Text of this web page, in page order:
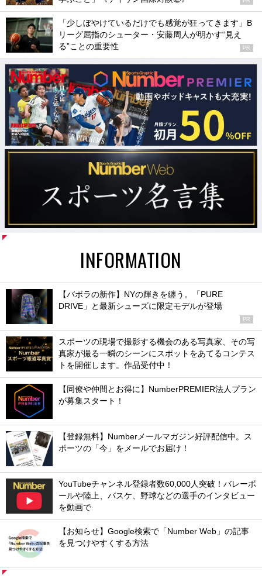
「少しぼやけているだけでも感覚が狂ってきます」B
リーグ屈指のシューター・安藤周人が明かす“見え
る”ことの重要性
PR
INFORMATION
【バボラの新作】NYの輝きを纏う。「PURE
DRIVE」と最新シューズに限定モデルが登場
PR
スポーツの現場で撮影する機会のある写真家、その写
真家が撮る一瞬のシーンにスポットをあてるコンテス
トを開催します。作品受付中！
【同僚や仲間とお得に】NumberPREMIER法人プラン
が募集スタート！
【登録無料】Numberメールマガジン好評配信中。ス
ポーツの「今」をメールでお届け！
YouTubeチャンネル登録者数60,000人突破！バレーボ
ールや陸上、バスケ、野球などの選手のインタビュー
を動画で
【お知らせ】Google検索で「Number Web」の記事
を見つけやすくする方法